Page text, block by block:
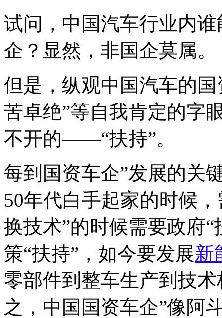
试问，中国汽车行业内
企？显然，非国企莫属。
但是，纵观中国汽车的
苦卓绝”等自我肯定的字
不开的——“扶持”。
每到国资车企”发展的关
50年代白手起家的时候
换技术”的时候需要政府
策“扶持”，如今要发展新
零部件到整车生产到技
之，中国国资车企”像阿